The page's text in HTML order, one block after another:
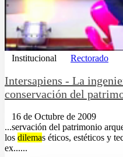
Institucional Rectorado
Intersapiens - La
conservación del
16 de Octubre de 2009
...servación del patrimonio
los dilemas éticos, estéticos y
ex......